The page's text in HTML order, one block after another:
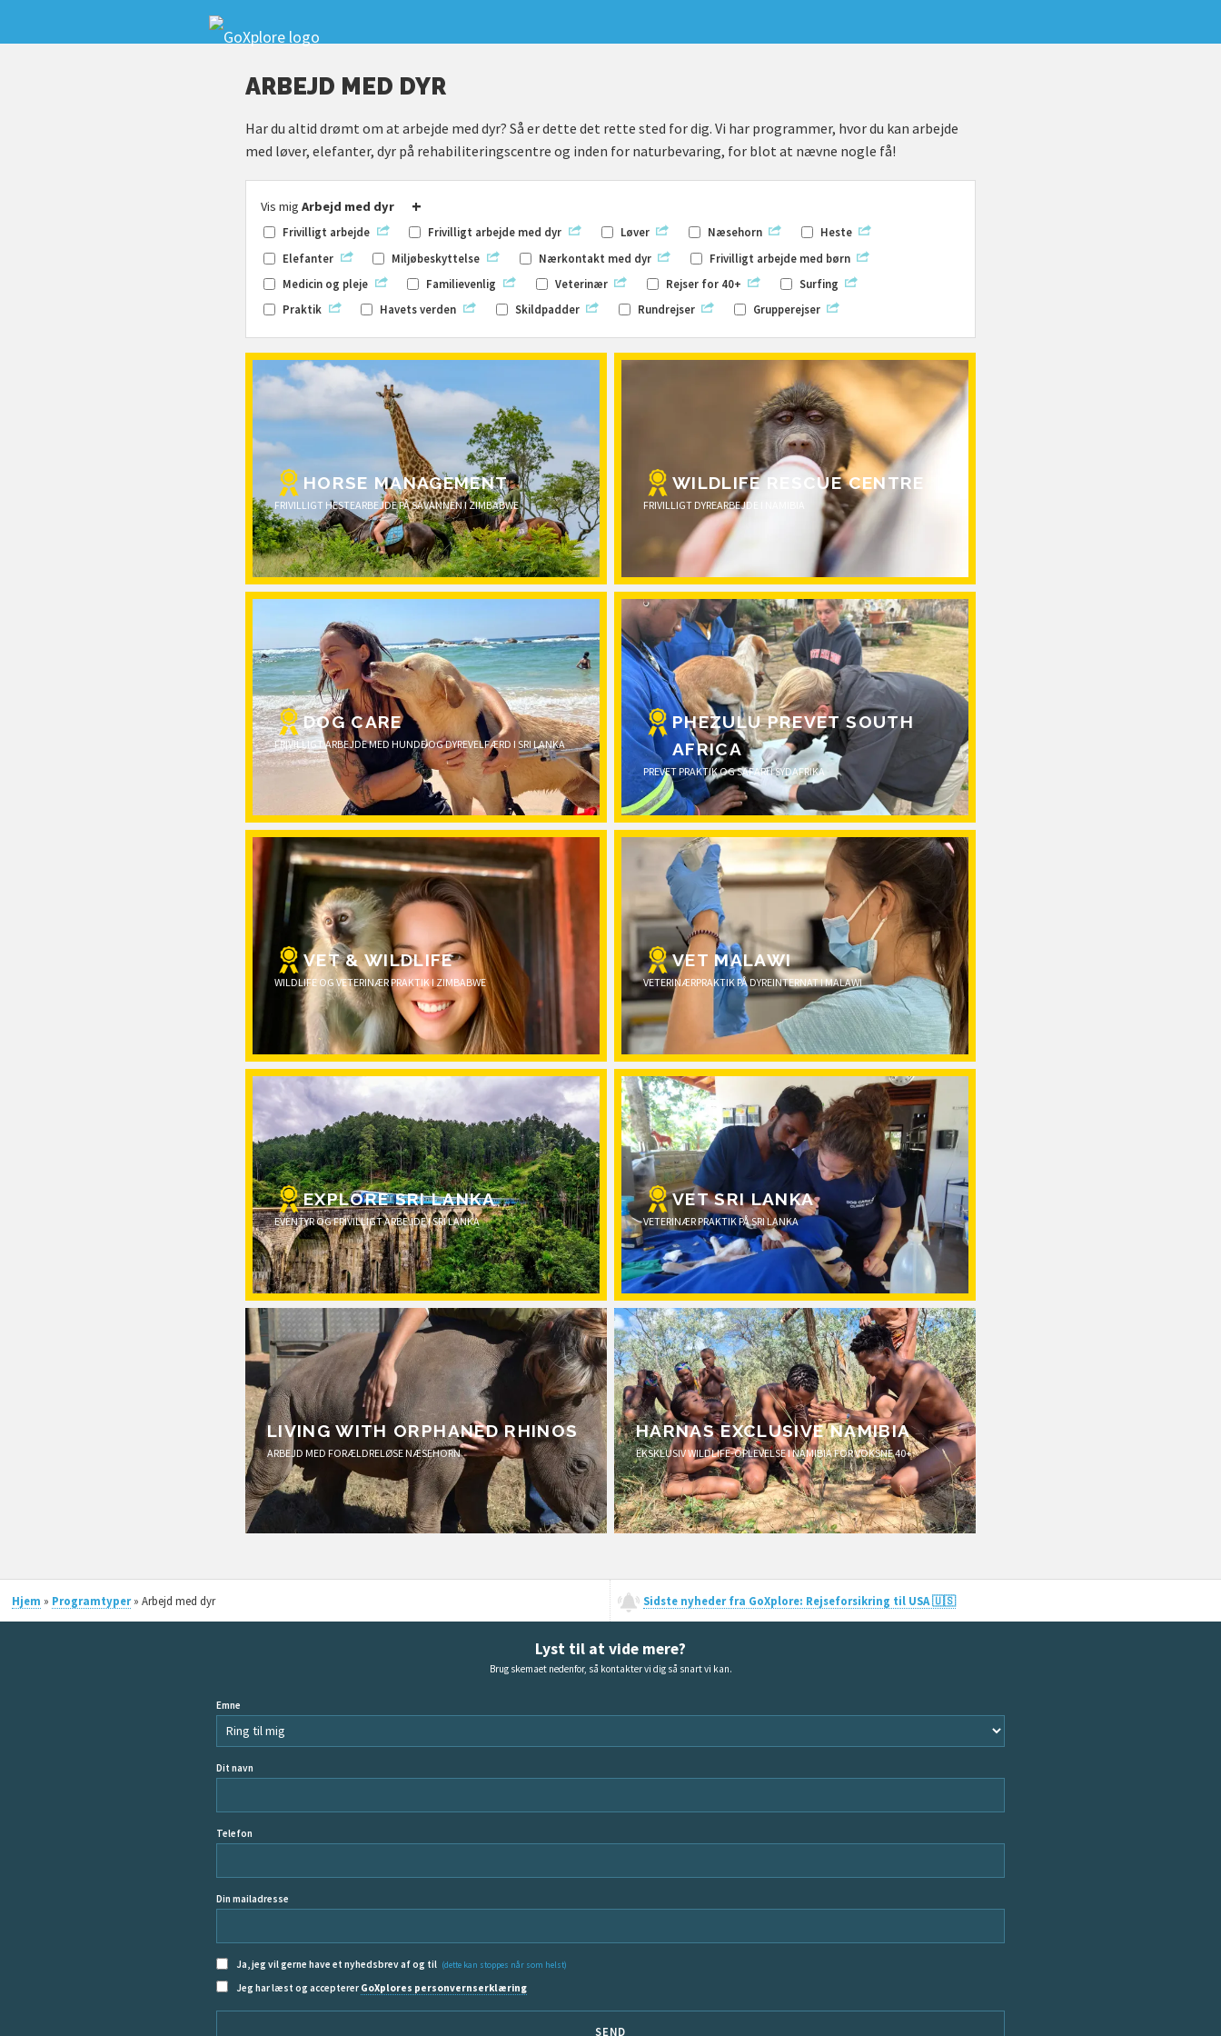
ARBEJD MED DYR
Har du altid drømt om at arbejde med dyr? Så er dette det rette sted for dig. Vi har programmer, hvor du kan arbejde
med løver, elefanter, dyr på rehabiliteringscentre og inden for naturbevaring, for blot at nævne nogle få!
Vis mig Arbejd med dyr +
Frivilligt arbejde Frivilligt arbejde med dyr Løver Næsehorn
Heste
Elefanter
Miljøbeskyttelse Nærkontakt med dyr
Frivilligt arbejde med børn
Medicin og pleje
Familievenlig Veterinær Rejser for 40+
Surfing
Praktik
Havets verden Skildpadder Rundrejser Grupperejser
HORSE MANAGEMENT
FRIVILLIGT HESTEARBEJDE PÅ SAVANNEN I ZIMBABWE
WILDLIFE RESCUE CENTRE
FRIVILLIGT DYREARBEJDE I NAMIBIA
DOG CARE
FRIVILLIGT ARBEJDE MED HUNDE OG DYREVELFÆRD I SRI LANKA
PHEZULU PREVET SOUTH
AFRICA
PREVET PRAKTIK OG SAFARI I SYDAFRIKA
VET & WILDLIFE
WILDLIFE OG VETERINÆR PRAKTIK I ZIMBABWE
VET MALAWI
VETERINÆRPRAKTIK PÅ DYREINTERNAT I MALAWI
EXPLORE SRI LANKA
EVENTYR OG FRIVILLIGT ARBEJDE I SRI LANKA
VET SRI LANKA
VETERINÆR PRAKTIK PÅ SRI LANKA
LIVING WITH ORPHANED RHINOS
ARBEJD MED FORÆLDRELØSE NÆSEHORN
HARNAS EXCLUSIVE NAMIBIA
EKSKLUSIV WILDLIFE-OPLEVELSE I NAMIBIA FOR VOKSNE 40+
Hjem » Programtyper» Arbejd med dyr Sidste nyheder fra GoXplore: Rejseforsikring til USA 🇺🇸
Lyst til at vide mere?
Brug skemaet nedenfor, så kontakter vi dig så snart vi kan.
Emne
Dit navn
Telefon
Din mailadresse
Ja, jeg vil gerne have et nyhedsbrev af og til (dette kan stoppes når som helst)
Jeg har læst og accepterer GoXplores personvernserklæring
SEND